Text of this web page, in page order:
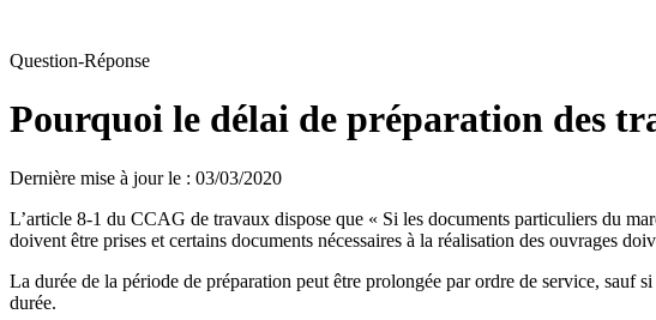
Question-Réponse
Pourquoi le délai de préparation des
Dernière mise à jour le : 03/03/2020
L’article 8-1 du CCAG de travaux dispose que « Si les documents particuliers du
doivent être prises et certains documents nécessaires à la réalisation des ouvrages
La durée de la période de préparation peut être prolongée par ordre de service,
durée.